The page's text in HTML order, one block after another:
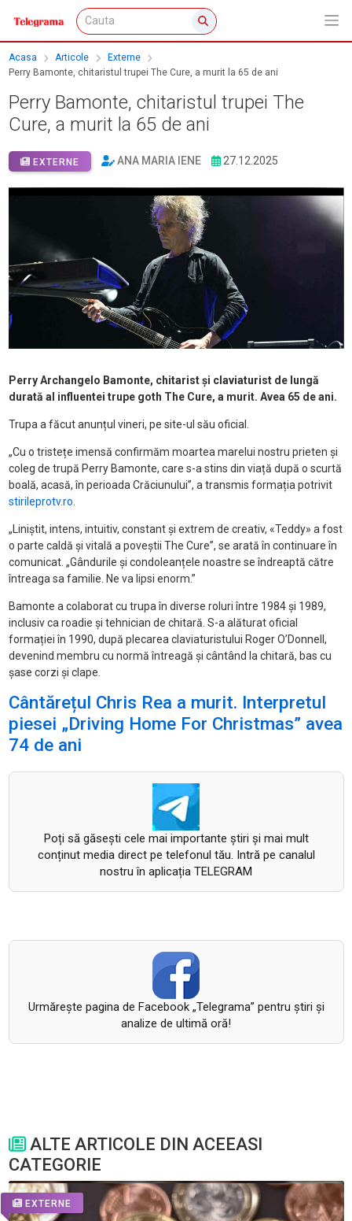
Acasa Articole
Externe
Perry Bamonte, chitaristul trupei The Cure, a murit la 65 de ani
Perry Bamonte, chitaristul trupei The
Cure, a murit la 65 de ani
EXTERNE ANA MARIA IENE 27.12.2025
Perry Archangelo Bamonte, chitarist și claviaturist de lungă
durată al influentei trupe goth The Cure, a murit. Avea 65 de ani.
Trupa a făcut anunțul vineri, pe site-ul său oficial.
„Cu o tristețe imensă confirmăm moartea marelui nostru prieten și
coleg de trupă Perry Bamonte, care s-a stins din viață după o scurtă
boală, acasă, în perioada Crăciunului”, a transmis formația potrivit
stirileprotv.ro
„Liniștit, intens, intuitiv, constant și extrem de creativ, «Teddy» a fost
o parte caldă și vitală a poveștii The Cure”, se arată în continuare în
comunicat. „Gândurile și condoleanțele noastre se îndreaptă către
întreaga sa familie. Ne va lipsi enorm.”
Bamonte a colaborat cu trupa în diverse roluri între 1984 și 1989,
inclusiv ca roadie și tehnician de chitară. S-a alăturat oficial
formației în 1990, după plecarea claviaturistului Roger O’Donnell,
devenind membru cu normă întreagă și cântând la chitară, bas cu
șase corzi și clape.
Cântărețul Chris Rea a murit. Interpretul
piesei „Driving Home For Christmas” avea
74 de ani
Poți să găsești cele mai importante știri și mai mult
conținut media direct pe telefonul tău. Intră pe canalul
nostru în aplicația TELEGRAM
Urmăreşte pagina de Facebook „Telegrama” pentru ştiri şi
analize de ultimă oră!
ALTE ARTICOLE DIN ACEEASI
CATEGORIE
EXTERNE